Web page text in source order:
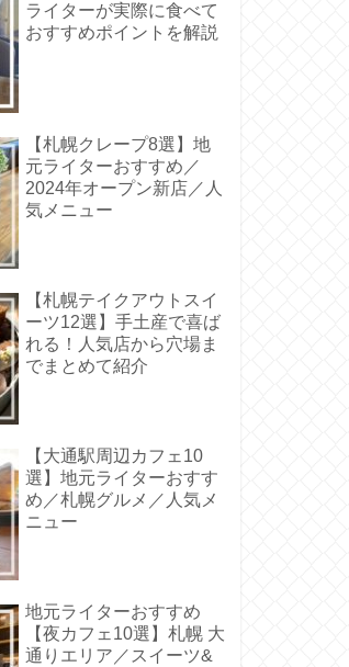
ライターが実際に食べて
おすすめポイントを解説
【札幌クレープ8選】地
元ライターおすすめ／
2024年オープン新店／人
気メニュー
【札幌テイクアウトスイ
ーツ12選】手土産で喜ば
れる！人気店から穴場ま
でまとめて紹介
【大通駅周辺カフェ10
選】地元ライターおすす
め／札幌グルメ／人気メ
ニュー
地元ライターおすすめ
【夜カフェ10選】札幌 大
通りエリア／スイーツ&